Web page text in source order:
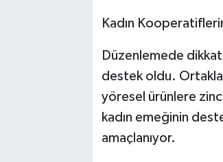
Kadın
Düzenlemede
destek oldu.
yöresel ürünlere
kadın emeğinin
amaçlanıyor.